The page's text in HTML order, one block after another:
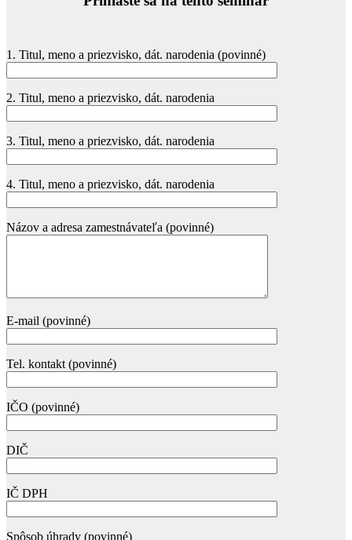
1. Titul, meno a priezvisko, dát. narodenia (povinné)
2. Titul, meno a priezvisko, dát. narodenia
3. Titul, meno a priezvisko, dát. narodenia
4. Titul, meno a priezvisko, dát. narodenia
Názov a adresa zamestnávateľa (povinné)
E-mail (povinné)
Tel. kontakt (povinné)
IČO (povinné)
DIČ
IČ DPH
Spôsob úhrady (povinné)